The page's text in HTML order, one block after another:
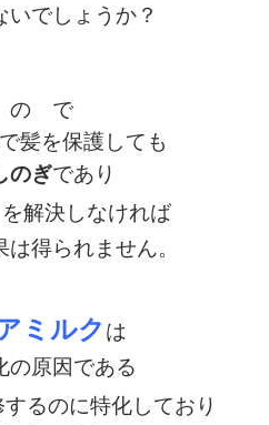
いでしょうか？
の で
髪を保護しても
のぎであり
を解決しなければ
得られません。
ミルク は
の原因である
するのに特化しており